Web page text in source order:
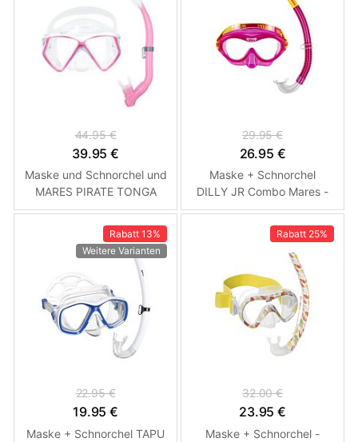
44.95 €
39.95 €
Maske und Schnorchel und
MARES PIRATE TONGA
Junior Set - Baby rosa /
weiß
29.95 €
26.95 €
Maske + Schnorchel
DILLY JR Combo Mares -
Kinder Růžová
Rabatt 13%
Weitere Varianten
22.95 €
19.95 €
Maske + Schnorchel TAPU
Rabatt 25%
32.00 €
23.95 €
Maske + Schnorchel -